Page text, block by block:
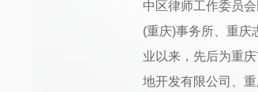
中区律师工作委员
(重庆)事务所、重庆
业以来，先后为重
地开发有限公司、